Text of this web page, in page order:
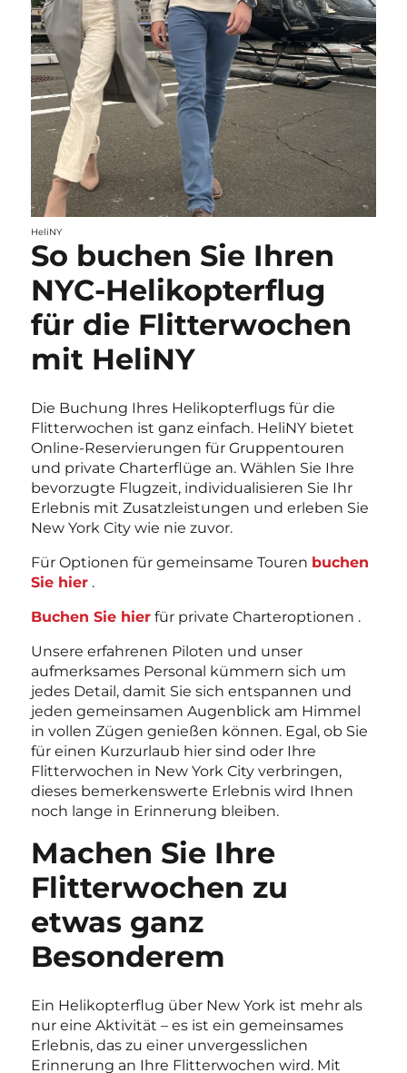
HeliNY
So buchen Sie Ihren
NYC-Helikopterflug
für die Flitterwochen
mit HeliNY
Die Buchung Ihres Helikopterflugs für die
Flitterwochen ist ganz einfach. HeliNY bietet
Online-Reservierungen für Gruppentouren
und private Charterflüge an. Wählen Sie Ihre
bevorzugte Flugzeit, individualisieren Sie Ihr
Erlebnis mit Zusatzleistungen und erleben Sie
New York City wie nie zuvor.
Für Optionen für gemeinsame Touren buchen
Sie hier .
Buchen Sie hier für private Charteroptionen .
Unsere erfahrenen Piloten und unser
aufmerksames Personal kümmern sich um
jedes Detail, damit Sie sich entspannen und
jeden gemeinsamen Augenblick am Himmel
in vollen Zügen genießen können. Egal, ob Sie
für einen Kurzurlaub hier sind oder Ihre
Flitterwochen in New York City verbringen,
dieses bemerkenswerte Erlebnis wird Ihnen
noch lange in Erinnerung bleiben.
Machen Sie Ihre
Flitterwochen zu
etwas ganz
Besonderem
Ein Helikopterflug über New York ist mehr als
nur eine Aktivität – es ist ein gemeinsames
Erlebnis, das zu einer unvergesslichen
Erinnerung an Ihre Flitterwochen wird. Mit